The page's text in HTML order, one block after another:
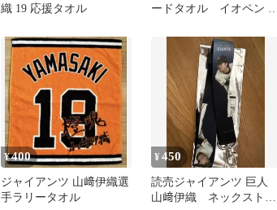
織 19 応援タオル
ードタオル イオペン 山
¥400
ジャイアンツ 山﨑伊織選
手ラリータオル
¥450
読売ジャイアンツ 巨人
山﨑伊織 ネックストラ